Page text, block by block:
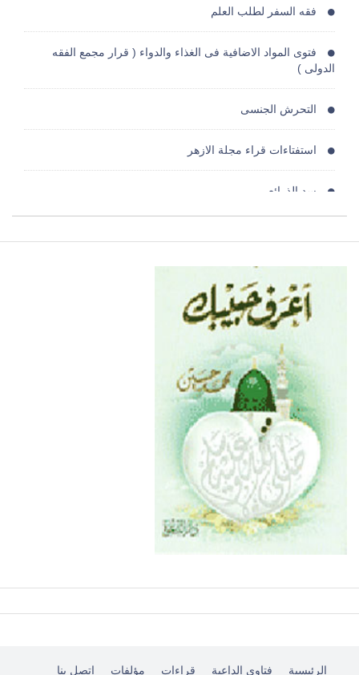
فقه السفر لطلب العلم
فتوى المواد الاضافية فى الغذاء والدواء ( قرار مجمع الفقه
الدولى )
التحرش الجنسى
استفتاءات قراء مجلة الازهر
سد الذرائع
دراسات فى العقيدة والاخلاق
فوائد البنوك حرام حرام حرام
حكم اخذالتبرعات من جهات مشبوهة
السحر والعلاج بالقرآن
الرئيسية فتاوى الداعية قراءات مؤلفات اتصل بنا